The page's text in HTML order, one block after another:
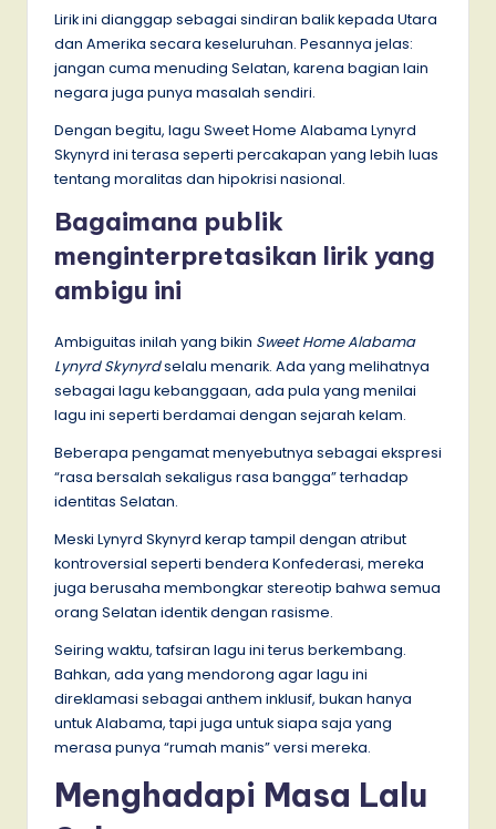
Lirik ini dianggap sebagai sindiran balik kepada Utara
dan Amerika secara keseluruhan. Pesannya jelas:
jangan cuma menuding Selatan, karena bagian lain
negara juga punya masalah sendiri.
Dengan begitu, lagu Sweet Home Alabama Lynyrd
Skynyrd ini terasa seperti percakapan yang lebih luas
tentang moralitas dan hipokrisi nasional.
Bagaimana publik
menginterpretasikan lirik yang
ambigu ini
Ambiguitas inilah yang bikin Sweet Home Alabama
Lynyrd Skynyrdselalu menarik. Ada yang melihatnya
sebagai lagu kebanggaan, ada pula yang menilai
lagu ini seperti berdamai dengan sejarah kelam.
Beberapa pengamat menyebutnya sebagai ekspresi
“rasa bersalah sekaligus rasa bangga” terhadap
identitas Selatan.
Meski Lynyrd Skynyrd kerap tampil dengan atribut
kontroversial seperti bendera Konfederasi, mereka
juga berusaha membongkar stereotip bahwa semua
orang Selatan identik dengan rasisme.
Seiring waktu, tafsiran lagu ini terus berkembang.
Bahkan, ada yang mendorong agar lagu ini
direklamasi sebagai anthem inklusif, bukan hanya
untuk Alabama, tapi juga untuk siapa saja yang
merasa punya “rumah manis” versi mereka.
Menghadapi Masa Lalu